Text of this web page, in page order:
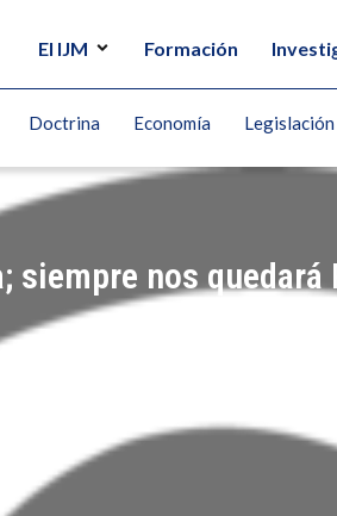
El IJM Formación
Doctrina Economía Legislación
siempre nos quedará